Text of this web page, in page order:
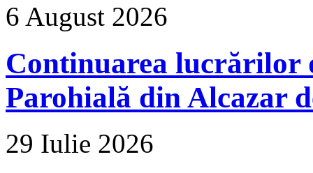
6 August 2026
Continuarea lucrărilor
Parohială din Alcazar
29 Iulie 2026